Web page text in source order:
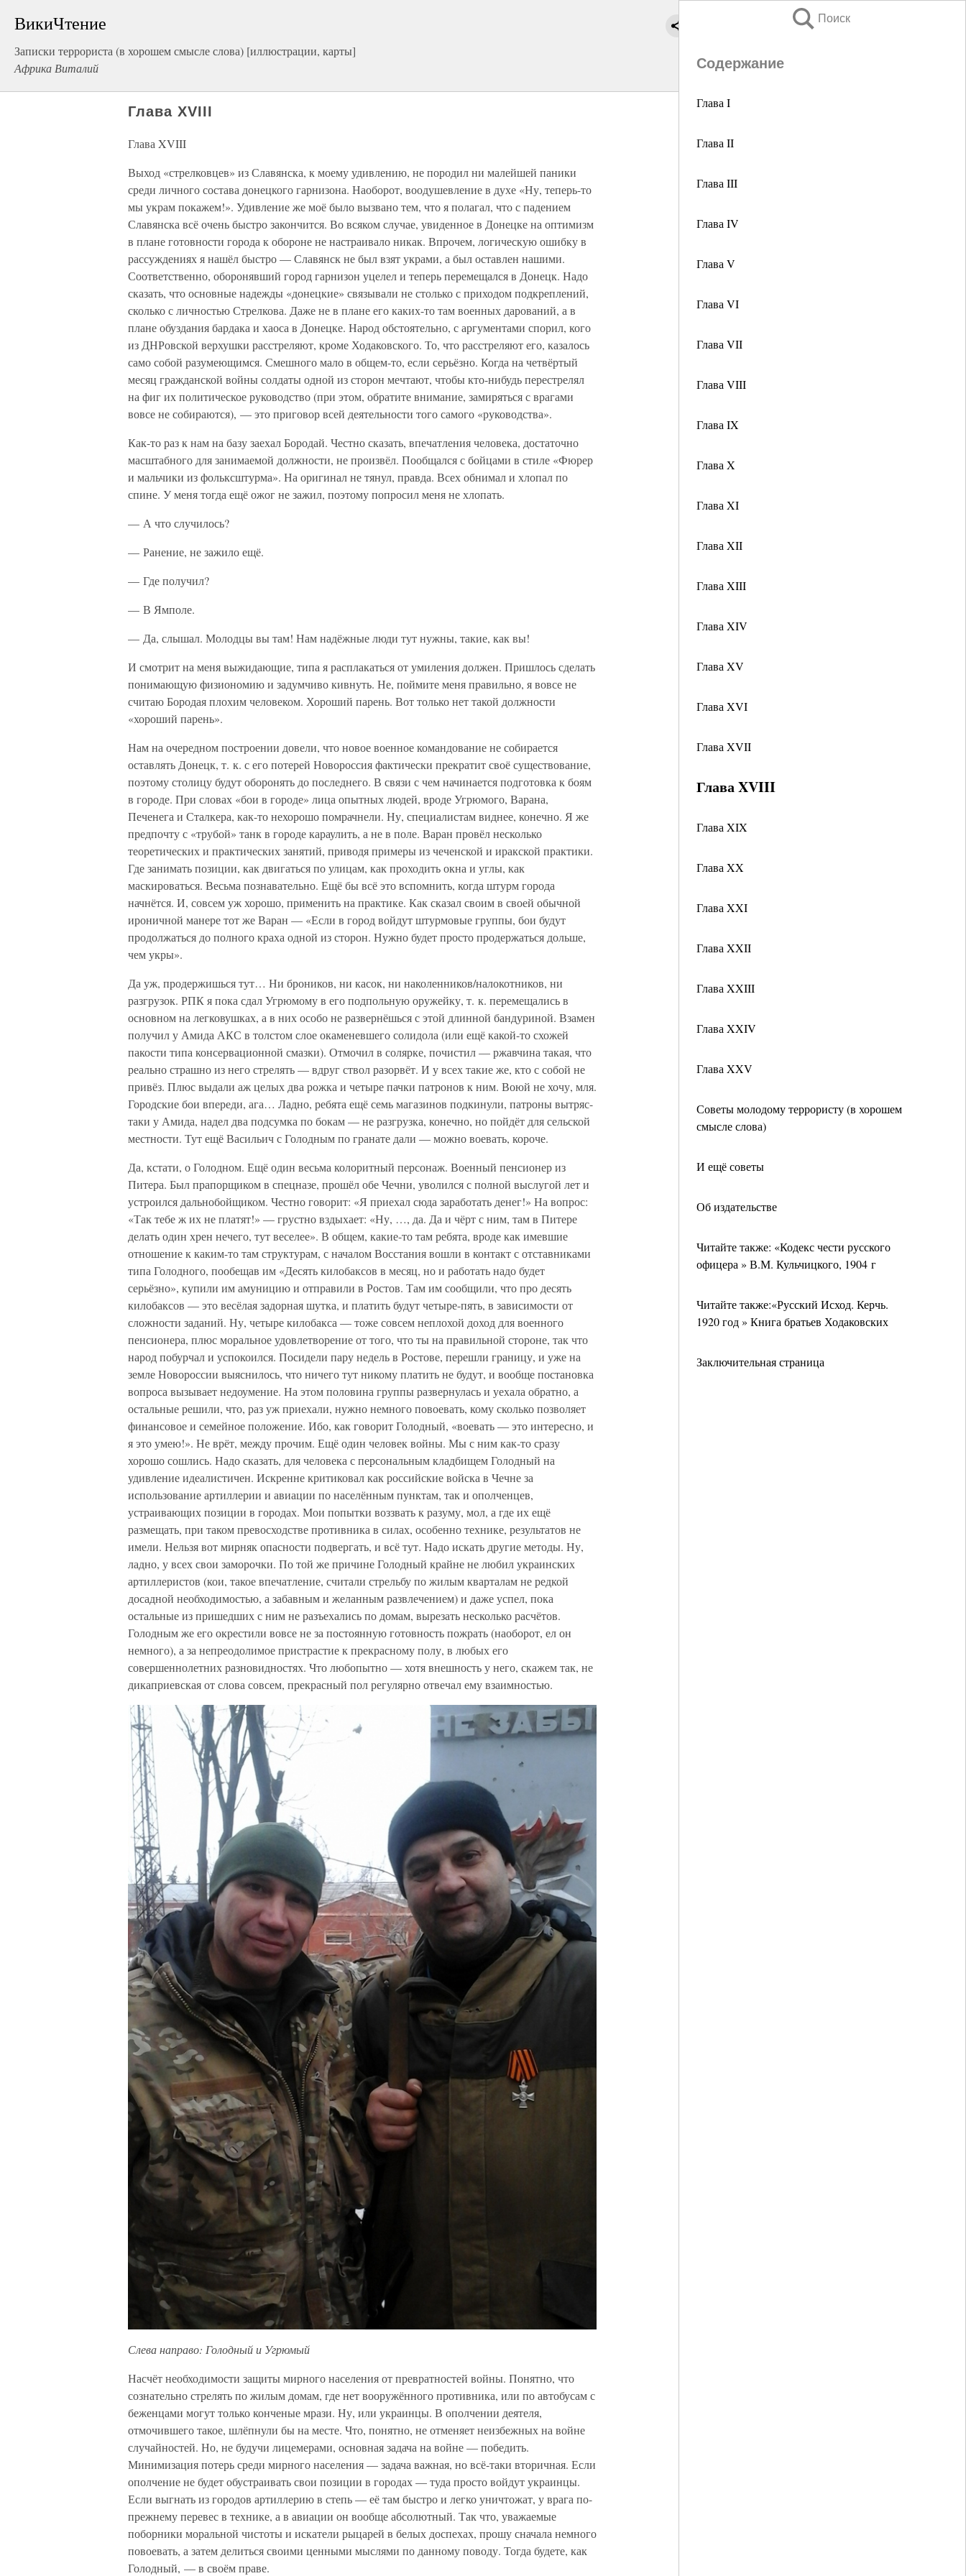
ВикиЧтение
Записки террориста (в хорошем смысле слова) [иллюстрации, карты]
Африка Виталий
Поиск
Содержание
Глава I
Глава II
Глава III
Глава IV
Глава V
Глава VI
Глава VII
Глава VIII
Глава IX
Глава X
Глава XI
Глава XII
Глава XIII
Глава XIV
Глава XV
Глава XVI
Глава XVII
Глава XVIII
Глава XIX
Глава XX
Глава XXI
Глава XXII
Глава XXIII
Глава XXIV
Глава XXV
Советы молодому террористу (в хорошем
смысле слова)
И ещё советы
Об издательстве
Читайте также: «Кодекс чести русского
офицера » В.М. Кульчицкого, 1904 г
Читайте также:«Русский Исход. Керчь.
1920 год » Книга братьев Ходаковских
Заключительная страница
Глава XVIII
Глава XVIII
Выход «стрелковцев» из Славянска, к моему удивлению, не породил ни малейшей паники
среди личного состава донецкого гарнизона. Наоборот, воодушевление в духе «Ну, теперь-то
мы украм покажем!». Удивление же моё было вызвано тем, что я полагал, что с падением
Славянска всё очень быстро закончится. Во всяком случае, увиденное в Донецке на оптимизм
в плане готовности города к обороне не настраивало никак. Впрочем, логическую ошибку в
рассуждениях я нашёл быстро — Славянск не был взят украми, а был оставлен нашими.
Соответственно, оборонявший город гарнизон уцелел и теперь перемещался в Донецк. Надо
сказать, что основные надежды «донецкие» связывали не столько с приходом подкреплений,
сколько с личностью Стрелкова. Даже не в плане его каких-то там военных дарований, а в
плане обуздания бардака и хаоса в Донецке. Народ обстоятельно, с аргументами спорил, кого
из ДНРовской верхушки расстреляют, кроме Ходаковского. То, что расстреляют его, казалось
само собой разумеющимся. Смешного мало в общем-то, если серьёзно. Когда на четвёртый
месяц гражданской войны солдаты одной из сторон мечтают, чтобы кто-нибудь перестрелял
на фиг их политическое руководство (при этом, обратите внимание, замиряться с врагами
вовсе не собираются), — это приговор всей деятельности того самого «руководства».
Как-то раз к нам на базу заехал Бородай. Честно сказать, впечатления человека, достаточно
масштабного для занимаемой должности, не произвёл. Пообщался с бойцами в стиле «Фюрер
и мальчики из фольксштурма». На оригинал не тянул, правда. Всех обнимал и хлопал по
спине. У меня тогда ещё ожог не зажил, поэтому попросил меня не хлопать.
— А что случилось?
— Ранение, не зажило ещё.
— Где получил?
— В Ямполе.
— Да, слышал. Молодцы вы там! Нам надёжные люди тут нужны, такие, как вы!
И смотрит на меня выжидающие, типа я расплакаться от умиления должен. Пришлось сделать
понимающую физиономию и задумчиво кивнуть. Не, поймите меня правильно, я вовсе не
считаю Бородая плохим человеком. Хороший парень. Вот только нет такой должности
«хороший парень».
Нам на очередном построении довели, что новое военное командование не собирается
оставлять Донецк, т. к. с его потерей Новороссия фактически прекратит своё существование,
поэтому столицу будут оборонять до последнего. В связи с чем начинается подготовка к боям
в городе. При словах «бои в городе» лица опытных людей, вроде Угрюмого, Варана,
Печенега и Сталкера, как-то нехорошо помрачнели. Ну, специалистам виднее, конечно. Я же
предпочту с «трубой» танк в городе караулить, а не в поле. Варан провёл несколько
теоретических и практических занятий, приводя примеры из чеченской и иракской практики.
Где занимать позиции, как двигаться по улицам, как проходить окна и углы, как
маскироваться. Весьма познавательно. Ещё бы всё это вспомнить, когда штурм города
начнётся. И, совсем уж хорошо, применить на практике. Как сказал своим в своей обычной
ироничной манере тот же Варан — «Если в город войдут штурмовые группы, бои будут
продолжаться до полного краха одной из сторон. Нужно будет просто продержаться дольше,
чем укры».
Да уж, продержишься тут… Ни броников, ни касок, ни наколенников/налокотников, ни
разгрузок. РПК я пока сдал Угрюмому в его подпольную оружейку, т. к. перемещались в
основном на легковушках, а в них особо не развернёшься с этой длинной бандуриной. Взамен
получил у Амида АКС в толстом слое окаменевшего солидола (или ещё какой-то схожей
пакости типа консервационной смазки). Отмочил в солярке, почистил — ржавчина такая, что
реально страшно из него стрелять — вдруг ствол разорвёт. И у всех такие же, кто с собой не
привёз. Плюс выдали аж целых два рожка и четыре пачки патронов к ним. Воюй не хочу, мля.
Городские бои впереди, ага… Ладно, ребята ещё семь магазинов подкинули, патроны вытряс-
таки у Амида, надел два подсумка по бокам — не разгрузка, конечно, но пойдёт для сельской
местности. Тут ещё Васильич с Голодным по гранате дали — можно воевать, короче.
Да, кстати, о Голодном. Ещё один весьма колоритный персонаж. Военный пенсионер из
Питера. Был прапорщиком в спецназе, прошёл обе Чечни, уволился с полной выслугой лет и
устроился дальнобойщиком. Честно говорит: «Я приехал сюда заработать денег!» На вопрос:
«Так тебе ж их не платят!» — грустно вздыхает: «Ну, …, да. Да и чёрт с ним, там в Питере
делать один хрен нечего, тут веселее». В общем, какие-то там ребята, вроде как имевшие
отношение к каким-то там структурам, с началом Восстания вошли в контакт с отставниками
типа Голодного, пообещав им «Десять килобаксов в месяц, но и работать надо будет
серьёзно», купили им амуницию и отправили в Ростов. Там им сообщили, что про десять
килобаксов — это весёлая задорная шутка, и платить будут четыре-пять, в зависимости от
сложности заданий. Ну, четыре килобакса — тоже совсем неплохой доход для военного
пенсионера, плюс моральное удовлетворение от того, что ты на правильной стороне, так что
народ побурчал и успокоился. Посидели пару недель в Ростове, перешли границу, и уже на
земле Новороссии выяснилось, что ничего тут никому платить не будут, и вообще постановка
вопроса вызывает недоумение. На этом половина группы развернулась и уехала обратно, а
остальные решили, что, раз уж приехали, нужно немного повоевать, кому сколько позволяет
финансовое и семейное положение. Ибо, как говорит Голодный, «воевать — это интересно, и
я это умею!». Не врёт, между прочим. Ещё один человек войны. Мы с ним как-то сразу
хорошо сошлись. Надо сказать, для человека с персональным кладбищем Голодный на
удивление идеалистичен. Искренне критиковал как российские войска в Чечне за
использование артиллерии и авиации по населённым пунктам, так и ополченцев,
устраивающих позиции в городах. Мои попытки воззвать к разуму, мол, а где их ещё
размещать, при таком превосходстве противника в силах, особенно технике, результатов не
имели. Нельзя вот мирняк опасности подвергать, и всё тут. Надо искать другие методы. Ну,
ладно, у всех свои заморочки. По той же причине Голодный крайне не любил украинских
артиллеристов (кои, такое впечатление, считали стрельбу по жилым кварталам не редкой
досадной необходимостью, а забавным и желанным развлечением) и даже успел, пока
остальные из пришедших с ним не разъехались по домам, вырезать несколько расчётов.
Голодным же его окрестили вовсе не за постоянную готовность пожрать (наоборот, ел он
немного), а за непреодолимое пристрастие к прекрасному полу, в любых его
совершеннолетних разновидностях. Что любопытно — хотя внешность у него, скажем так, не
дикаприевская от слова совсем, прекрасный пол регулярно отвечал ему взаимностью.
Слева направо: Голодный и Угрюмый
Насчёт необходимости защиты мирного населения от превратностей войны. Понятно, что
сознательно стрелять по жилым домам, где нет вооружённого противника, или по автобусам с
беженцами могут только конченые мрази. Ну, или украинцы. В ополчении деятеля,
отмочившего такое, шлёпнули бы на месте. Что, понятно, не отменяет неизбежных на войне
случайностей. Но, не будучи лицемерами, основная задача на войне — победить.
Минимизация потерь среди мирного населения — задача важная, но всё-таки вторичная. Если
ополчение не будет обустраивать свои позиции в городах — туда просто войдут украинцы.
Если выгнать из городов артиллерию в степь — её там быстро и легко уничтожат, у врага по-
прежнему перевес в технике, а в авиации он вообще абсолютный. Так что, уважаемые
поборники моральной чистоты и искатели рыцарей в белых доспехах, прошу сначала немного
повоевать, а затем делиться своими ценными мыслями по данному поводу. Тогда будете, как
Голодный, — в своём праве.